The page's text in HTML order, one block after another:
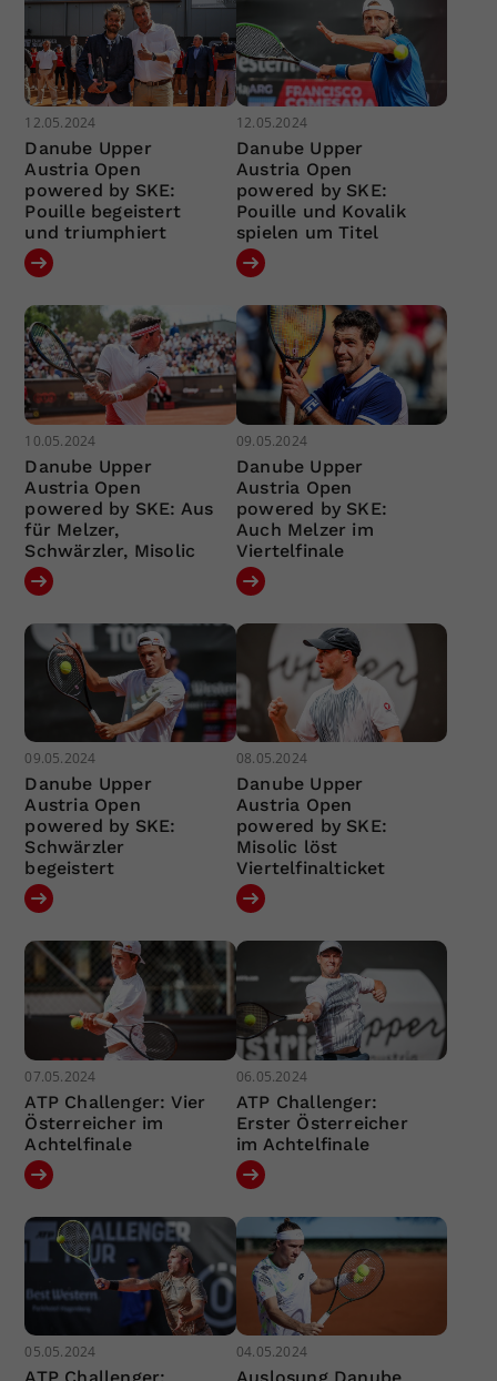
12.05.2024
Danube Upper
Austria Open
powered by SKE:
Pouille begeistert
und triumphiert
12.05.2024
Danube Upper
Austria Open
powered by SKE:
Pouille und Kovalik
spielen um Titel
10.05.2024
Danube Upper
Austria Open
powered by SKE: Aus
für Melzer,
Schwärzler, Misolic
09.05.2024
Danube Upper
Austria Open
powered by SKE:
Auch Melzer im
Viertelfinale
09.05.2024
Danube Upper
Austria Open
powered by SKE:
Schwärzler
begeistert
08.05.2024
Danube Upper
Austria Open
powered by SKE:
Misolic löst
Viertelfinalticket
07.05.2024
ATP Challenger: Vier
Österreicher im
Achtelfinale
06.05.2024
ATP Challenger:
Erster Österreicher
im Achtelfinale
05.05.2024 04.05.2024